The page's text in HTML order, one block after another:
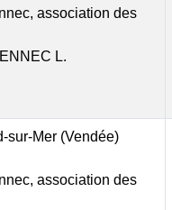
association des
L.
sur-Mer (Vendée)
association des